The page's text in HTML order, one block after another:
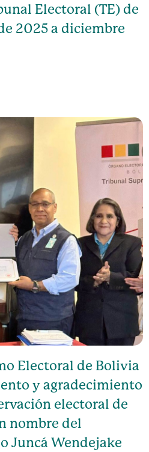
Electoral (TE) de
2025 a diciembre
Electoral de Bolivia
y agradecimiento
electoral de
nombre del
Juncá Wendejake